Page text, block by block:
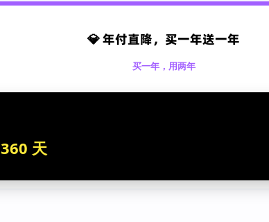
💎 年付直降，买一年送一年
买一年，用两年
360 天